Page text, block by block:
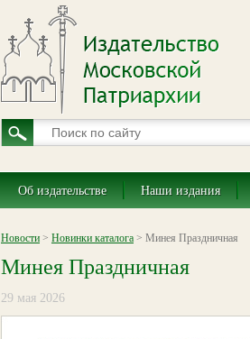
Об издательстве Наши издания
Новости > Новинки каталога > Минея Праздничная
Минея Праздничная
29 мая 2026